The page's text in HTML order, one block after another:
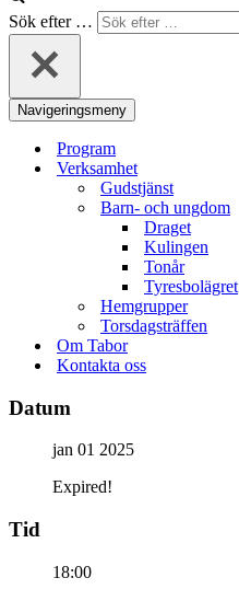
Sök efter …
Navigeringsmeny
Program
Verksamhet
Gudstjänst
Barn- och ungdom
Draget
Kulingen
Tonår
Tyresbolägret
Hemgrupper
Torsdagsträffen
Om Tabor
Kontakta oss
Datum
jan 01 2025
Expired!
Tid
18:00